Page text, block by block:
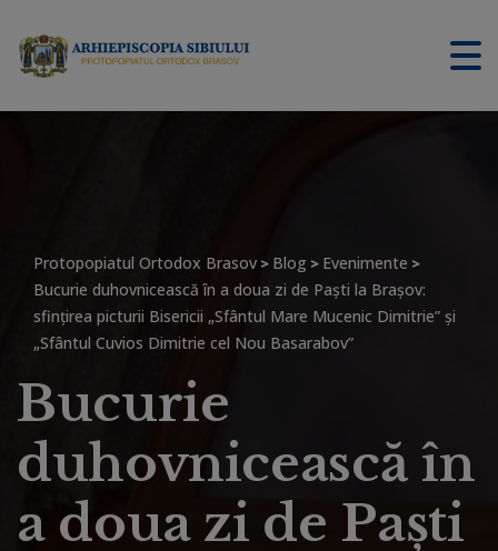
Bucurie
duhovnicească în
a doua zi de Paşti
Protopopiatul Ortodox Brasov > Blog > Evenimente >
Bucurie duhovnicească în a doua zi de Paşti la Braşov:
sfinţirea picturii Bisericii „Sfântul Mare Mucenic Dimitrie” și
„Sfântul Cuvios Dimitrie cel Nou Basarabov”